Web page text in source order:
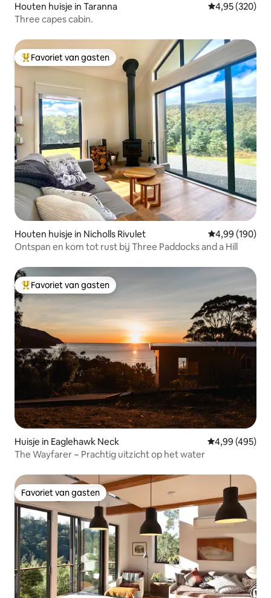
Houten huisje in Taranna Gemiddelde
4,95 (320)
Three capes cabin.
Topfavoriet van gasten
Favoriet van gasten
Houten huisje in Nicholls Rivulet Gemiddelde
4,99 (190)
Ontspan en kom tot rust bij Three Paddocks and a Hill
Topfavoriet van gasten
Favoriet van gasten
Huisje in Eaglehawk Neck Gemiddelde
4,99 (495)
The Wayfarer ~ Prachtig uitzicht op het water
Favoriet van gasten
Favoriet van gasten